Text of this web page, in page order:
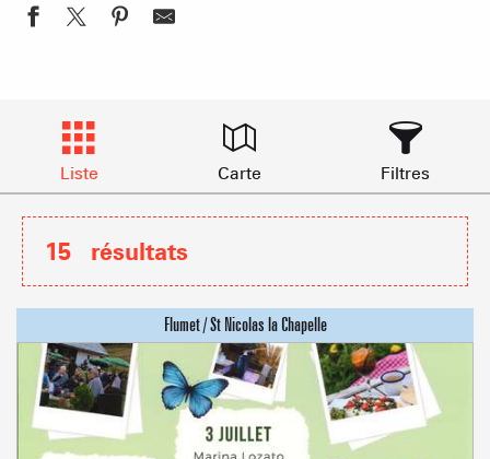
Liste Carte Filtres
15 résultats